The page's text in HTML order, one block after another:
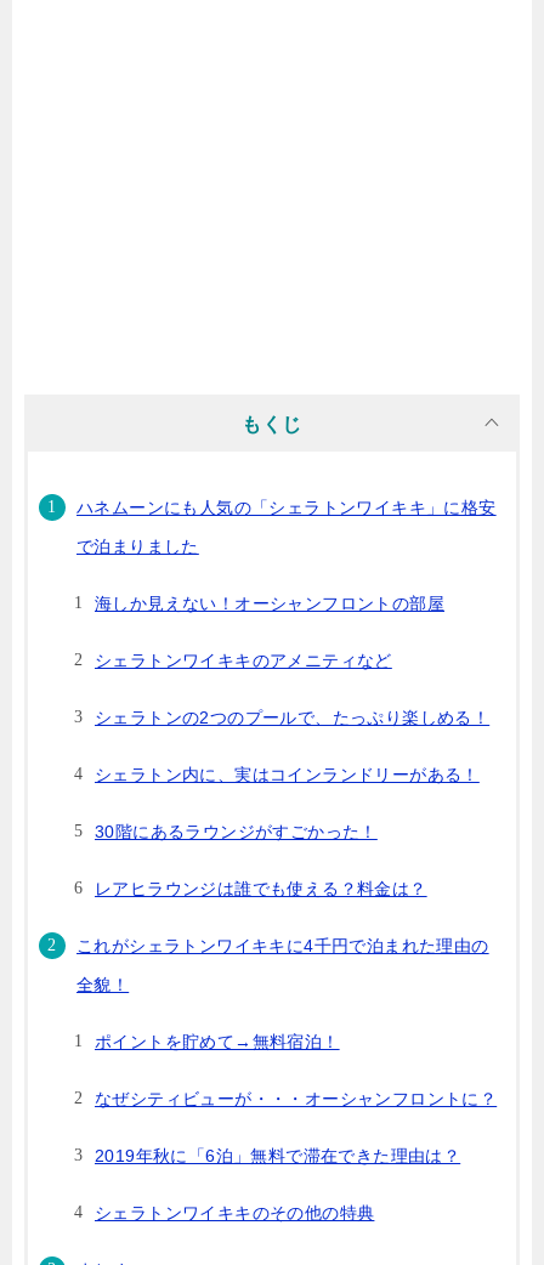
もくじ
ハネムーンにも人気の「シェラトンワイキキ」に格安
で泊まりました
海しか見えない！オーシャンフロントの部屋
シェラトンワイキキのアメニティなど
シェラトンの2つのプールで、たっぷり楽しめる！
シェラトン内に、実はコインランドリーがある！
30階にあるラウンジがすごかった！
レアヒラウンジは誰でも使える？料金は？
これがシェラトンワイキキに4千円で泊まれた理由の
全貌！
ポイントを貯めて→無料宿泊！
なぜシティビューが・・・オーシャンフロントに？
2019年秋に「6泊」無料で滞在できた理由は？
シェラトンワイキキのその他の特典